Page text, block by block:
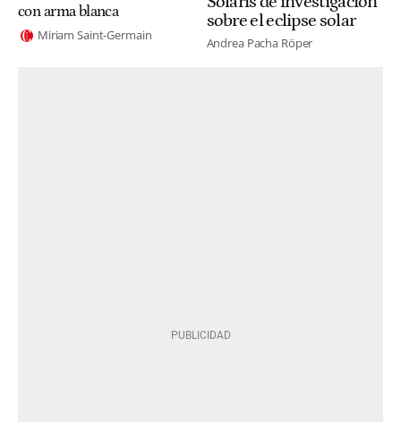
con arma blanca
Miriam Saint-Germain
sobre el eclipse solar
Andrea Pacha Röper